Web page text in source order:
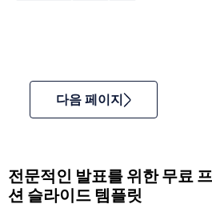
다음 페이지
전문적인 발표를 위한 무료
션 슬라이드 템플릿